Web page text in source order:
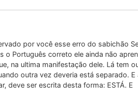
por você esse erro do sabichão
o Português correto ele ainda não
na ultima manifestação dele. Lá tem
outra vez deveria está separado. E
deve ser escrita desta forma: ESTÁ. E